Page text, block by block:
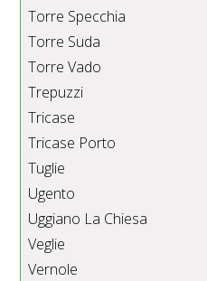
Torre Specchia
Torre Suda
Torre Vado
Trepuzzi
Tricase
Tricase Porto
Tuglie
Ugento
Uggiano La Chiesa
Veglie
Vernole